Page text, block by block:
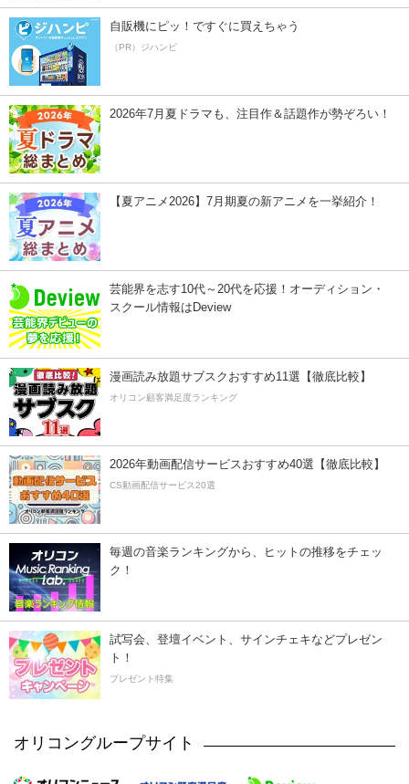
自販機にピッ！ですぐに買えちゃう
（PR）ジハンピ
2026年7月夏ドラマも、注目作＆話題作が勢ぞろい！
【夏アニメ2026】7月期夏の新アニメを一挙紹介！
芸能界を志す10代～20代を応援！オーディション・
スクール情報はDeview
漫画読み放題サブスクおすすめ11選【徹底比較】
オリコン顧客満足度ランキング
2026年動画配信サービスおすすめ40選【徹底比較】
CS動画配信サービス20選
毎週の音楽ランキングから、ヒットの推移をチェッ
ク！
試写会、登壇イベント、サインチェキなどプレゼン
ト！
プレゼント特集
オリコングループサイト